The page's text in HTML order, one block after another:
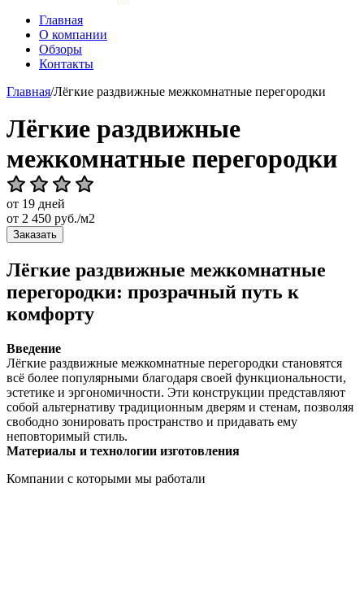
Главная
О компании
Обзоры
Контакты
Главная/Лёгкие раздвижные межкомнатные перегородки
Лёгкие раздвижные
межкомнатные перегородки
от 19 дней
от 2 450 руб./м2
Заказать
Лёгкие раздвижные межкомнатные
перегородки: прозрачный путь к
комфорту
Введение
Лёгкие раздвижные межкомнатные перегородки становятся
всё более популярными благодаря своей функциональности,
эстетике и эргономичности. Эти конструкции представляют
собой альтернативу традиционным дверям и стенам, позволяя
свободно зонировать пространство и придавать ему
неповторимый стиль.
Материалы и технологии изготовления
Компании с которыми мы работали